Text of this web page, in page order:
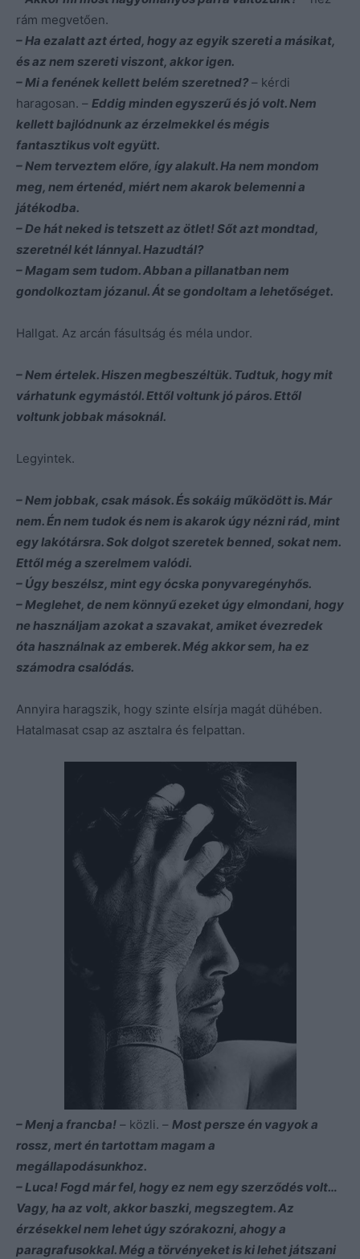
rám megvetően.
– Ha ezalatt azt érted, hogy az egyik szereti a másikat,
és az nem szereti viszont, akkor igen.
– Mi a fenének kellett belém szeretned? – kérdi
haragosan. – Eddig minden egyszerű és jó volt. Nem
kellett bajlódnunk az érzelmekkel és mégis
fantasztikus volt együtt.
– Nem terveztem előre, így alakult. Ha nem mondom
meg, nem értenéd, miért nem akarok belemenni a
játékodba.
– De hát neked is tetszett az ötlet! Sőt azt mondtad,
szeretnél két lánnyal. Hazudtál?
– Magam sem tudom. Abban a pillanatban nem
gondolkoztam józanul. Át se gondoltam a lehetőséget.
Hallgat. Az arcán fásultság és méla undor.
– Nem értelek. Hiszen megbeszéltük. Tudtuk, hogy mit
várhatunk egymástól. Ettől voltunk jó páros. Ettől
voltunk jobbak másoknál.
Legyintek.
– Nem jobbak, csak mások. És sokáig működött is. Már
nem. Én nem tudok és nem is akarok úgy nézni rád, mint
egy lakótársra. Sok dolgot szeretek benned, sokat nem.
Ettől még a szerelmem valódi.
– Úgy beszélsz, mint egy ócska ponyvaregényhős.
– Meglehet, de nem könnyű ezeket úgy elmondani, hogy
ne használjam azokat a szavakat, amiket évezredek
óta használnak az emberek. Még akkor sem, ha ez
számodra csalódás.
Annyira haragszik, hogy szinte elsírja magát dühében.
Hatalmasat csap az asztalra és felpattan.
– Menj a francba! – közli. – Most persze én vagyok a
rossz, mert én tartottam magam a
megállapodásunkhoz.
– Luca! Fogd már fel, hogy ez nem egy szerződés volt…
Vagy, ha az volt, akkor baszki, megszegtem. Az
érzésekkel nem lehet úgy szórakozni, ahogy a
paragrafusokkal. Még a törvényeket is ki lehet játszani